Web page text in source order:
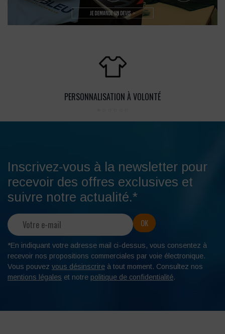
PERSONNALISATION À VOLONTÉ
Inscrivez-vous à la newsletter pour
recevoir des offres exclusives et
suivre notre actualité.*
*En indiquant votre adresse mail ci-dessus, vous consentez à
recevoir nos propositions commerciales par voie électronique.
Vous pouvez vous désinscrire à tout moment. Consultez nos
mentions légales et notre politique de confidentialité.